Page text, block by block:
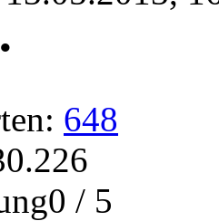
•
648
/ 5